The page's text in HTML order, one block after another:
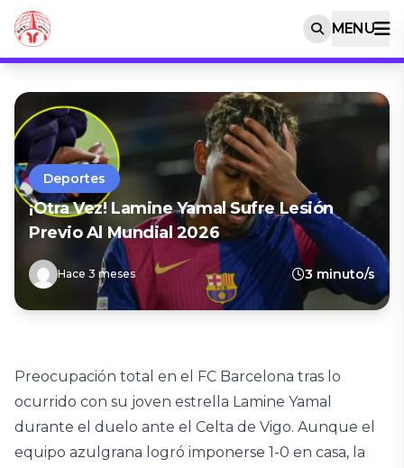
MENU
Deportes
¡Otra Vez! Lamine Yamal Sufre Lesión
Previo Al Mundial 2026
Hace 3 meses 3 minuto/s
Preocupación total en el FC Barcelona tras lo
ocurrido con su joven estrella Lamine Yamal
durante el duelo ante el Celta de Vigo. Aunque el
equipo azulgrana logró imponerse 1-0 en casa, la